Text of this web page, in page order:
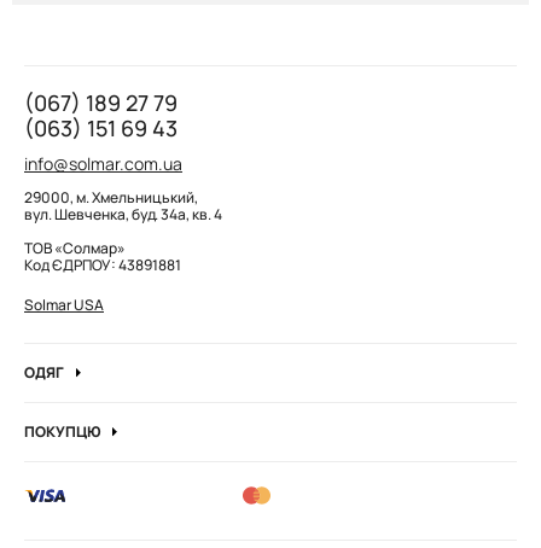
(067) 189 27 79
(063) 151 69 43
info@solmar.com.ua
29000, м. Хмельницький,
вул. Шевченка, буд. 34а, кв. 4
ТОВ «Солмар»
Код ЄДРПОУ: 43891881
Solmar USA
ОДЯГ
Кофти та джемпера
Боді
ПОКУПЦЮ
Вакансії компанії